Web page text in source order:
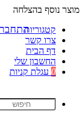
מוצר נוסף בהצלחה
קטגוריות
צרו קשר
דף הבית
החשבון שלי
0 עגלת קניות